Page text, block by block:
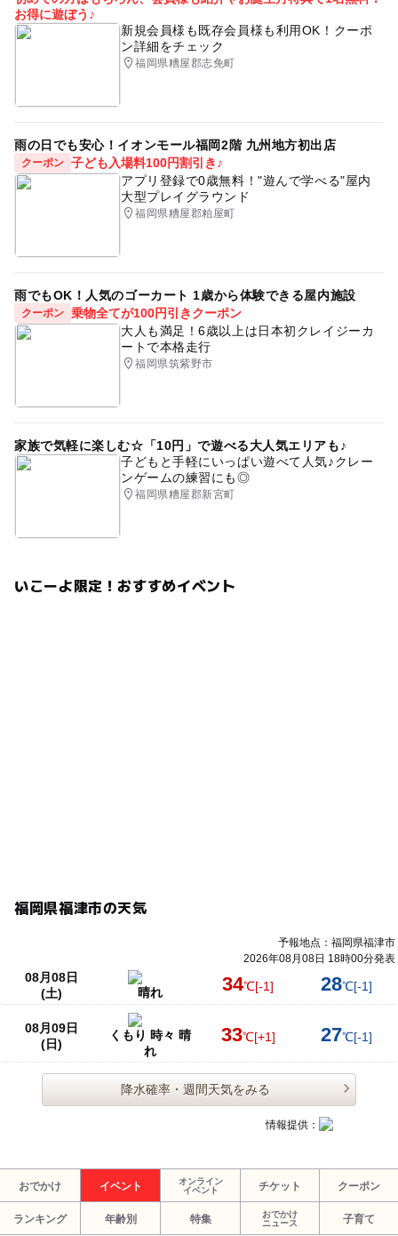
お得に遊ぼう♪
新規会員様も既存会員様も利用OK！クーポ
ン詳細をチェック
福岡県糟屋郡志免町
雨の日でも安心！イオンモール福岡2階 九州地方初出店
クーポン 子ども入場料100円割引き♪
アプリ登録で0歳無料！"遊んで学べる"屋内
大型プレイグラウンド
福岡県糟屋郡粕屋町
雨でもOK！人気のゴーカート 1歳から体験できる屋内施設
クーポン 乗物全てが100円引きクーポン
大人も満足！6歳以上は日本初クレイジーカ
ートで本格走行
福岡県筑紫野市
家族で気軽に楽しむ☆「10円」で遊べる大人気エリアも♪
子どもと手軽にいっぱい遊べて人気♪クレー
ンゲームの練習にも◎
福岡県糟屋郡新宮町
いこーよ限定！おすすめイベント
福岡県福津市の天気
予報地点：福岡県福津市
2026年08月08日 18時00分発表
08月08日
(土)
晴れ 34℃[-1] 28℃[-1]
08月09日
(日)
くもり 時々 晴
れ
33℃[+1] 27℃[-1]
降水確率・週間天気をみる
情報提供：
おでかけ イベント
オンライン
イベント
チケット クーポン
ランキング 年齢別 特集
おでかけ
ニュース
子育て